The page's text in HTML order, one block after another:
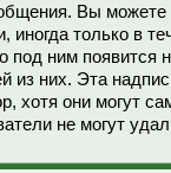
Вы
только в
под ним появится
из них. Эта
хотя они могут
не могут